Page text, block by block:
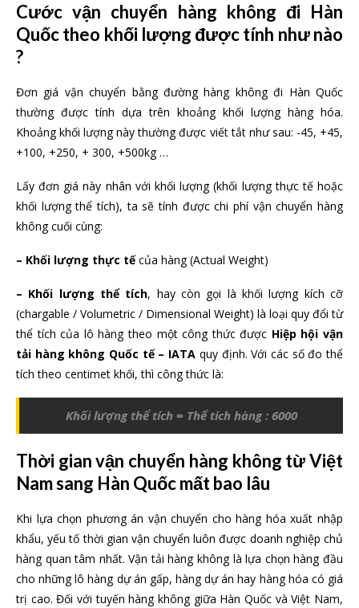
Cước vận chuyển hàng không đi Hàn
Quốc theo khối lượng được tính như nào
?
Đơn giá vận chuyển bằng đường hàng không đi Hàn Quốc
thường được tính dựa trên khoảng khối lượng hàng hóa.
Khoảng khối lượng này thường được viết tắt như sau: -45, +45,
+100, +250, + 300, +500kg …
Lấy đơn giá này nhân với khối lượng (khối lượng thực tế hoặc
khối lượng thể tích), ta sẽ tính được chi phí vận chuyển hàng
không cuối cùng:
– Khối lượng thực tếcủa hàng (Actual Weight)
– Khối lượng thể tích, hay còn gọi là khối lượng kích cỡ
(chargable / Volumetric / Dimensional Weight) là loại quy đổi từ
thể tích của lô hàng theo một công thức được Hiệp hội vận
tải hàng không Quốc tế – IATA quy định. Với các số đo thể
tích theo centimet khối, thì công thức là:
Khối lượng thể tích = Thể tích hàng : 6000
Thời gian vận chuyển hàng không từ Việt
Nam sang Hàn Quốc mất bao lâu
Khi lựa chọn phương án vận chuyển cho hàng hóa xuất nhập
khẩu, yếu tố thời gian vận chuyển luôn được doanh nghiệp chủ
hàng quan tâm nhất. Vận tải hàng không là lựa chọn hàng đầu
cho những lô hàng dự án gấp, hàng dự án hay hàng hóa có giá
trị cao. Đối với tuyến hàng không giữa Hàn Quốc và Việt Nam,